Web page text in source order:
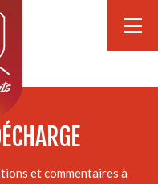
et commentaires à